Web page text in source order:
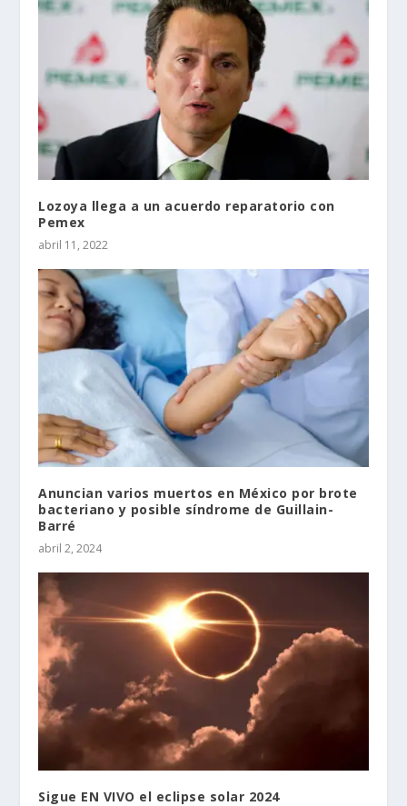
Lozoya llega a un acuerdo reparatorio con
Pemex
abril 11, 2022
Anuncian varios muertos en México por brote
bacteriano y posible síndrome de Guillain-
Barré
abril 2, 2024
Sigue EN VIVO el eclipse solar 2024